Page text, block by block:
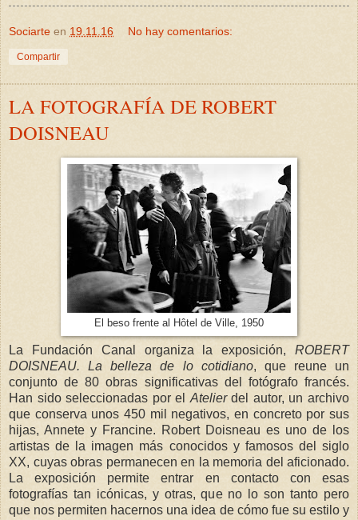
Sociarte en 19.11.16 No hay comentarios:
Compartir
LA FOTOGRAFÍA DE ROBERT
DOISNEAU
El beso frente al Hôtel de Ville, 1950
La Fundación Canal organiza la exposición, ROBERT
DOISNEAU. La belleza de lo cotidiano, que reune un
conjunto de 80 obras significativas del fotógrafo francés.
Han sido seleccionadas por el Atelierdel autor, un archivo
que conserva unos 450 mil negativos, en concreto por sus
hijas, Annete y Francine. Robert Doisneau es uno de los
artistas de la imagen más conocidos y famosos del siglo
XX, cuyas obras permanecen en la memoria del aficionado.
La exposición permite entrar en contacto con esas
fotografías tan icónicas, y otras, que no lo son tanto pero
que nos permiten hacernos una idea de cómo fue su estilo y